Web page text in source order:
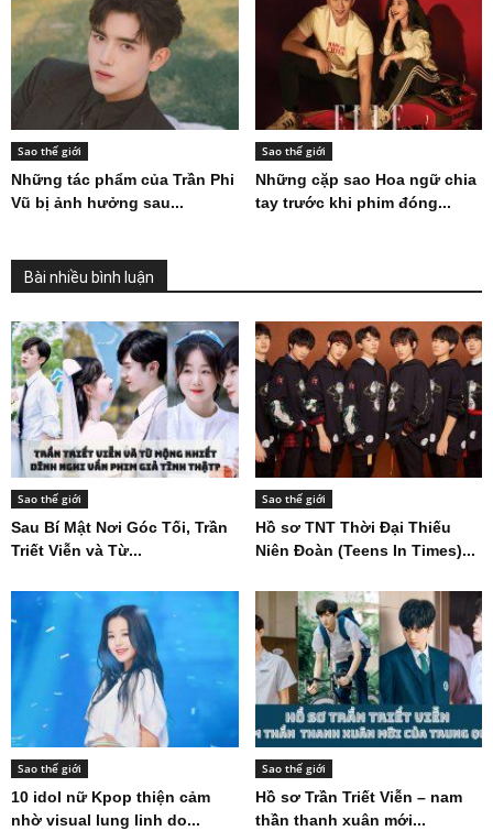
Sao thế giới
Những tác phẩm của Trần Phi
Vũ bị ảnh hưởng sau...
Sao thế giới
Những cặp sao Hoa ngữ chia
tay trước khi phim đóng...
Bài nhiều bình luận
Sao thế giới
Sau Bí Mật Nơi Góc Tối, Trần
Triết Viễn và Từ...
Sao thế giới
Hồ sơ TNT Thời Đại Thiếu
Niên Đoàn (Teens In Times)...
Sao thế giới
10 idol nữ Kpop thiện cảm
nhờ visual lung linh do...
Sao thế giới
Hồ sơ Trần Triết Viễn – nam
thần thanh xuân mới...